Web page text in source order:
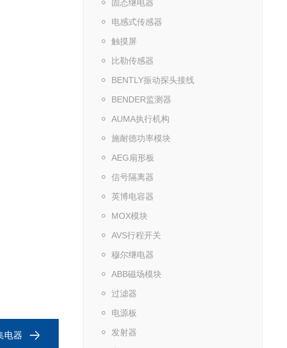
固态继电器
电感式传感器
触摸屏
比勒传感器
BENTLY振动探头接线
BENDER监测器
AUMA执行机构
施耐德功率模块
AEG扇形板
信号隔离器
英博电容器
MOX模块
AVS行程开关
穆尔继电器
ABB磁场模块
过滤器
电源板
发射器
电器